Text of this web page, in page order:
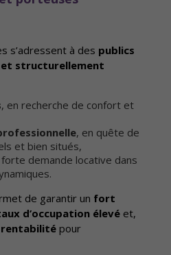
s’adressent à des publics
structurellement
, en recherche de confort et
, en quête de
et bien situés,
forte demande locative dans
de garantir un fort
d’occupation élevé et,
rentabilité pour